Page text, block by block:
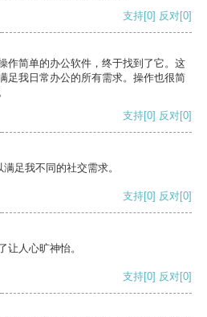
支持[0] 反对[0]
作简单的办公软件，终于找到了它。这
足我日常办公的所有需求。操作也很简
支持[0] 反对[0]
足我不同的社交需求。
支持[0] 反对[0]
让人心旷神怡。
支持[0] 反对[0]